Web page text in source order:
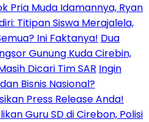
Pria Muda Idamannya, Ryan
Titipan Siswa Merajalela,
Ini Faktanya! Dua
Gunung Kuda Cirebin,
Dicari Tim SAR Ingin
Bisnis Nasional?
Press Release Anda!
Guru SD di Cirebon, Polisi